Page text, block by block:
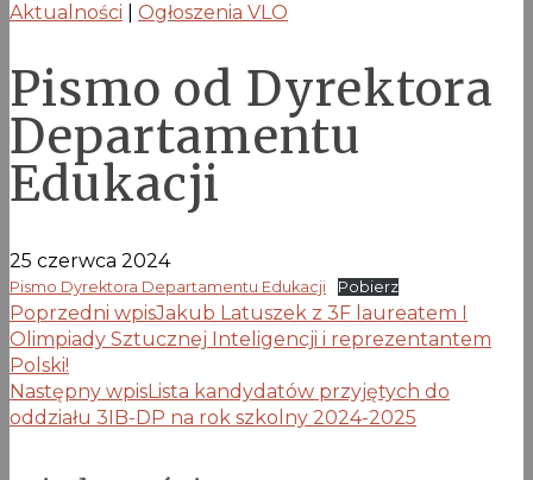
Aktualności Ogłoszenia VLO
Pismo od Dyrektora
Departamentu
Edukacji
25 czerwca 2024
Pismo Dyrektora Departamentu Edukacji Pobierz
Poprzedni wpisJakub Latuszek z 3F laureatem I
Olimpiady Sztucznej Inteligencji i reprezentantem
Polski!
Następny wpisLista kandydatów przyjętych do
oddziału 3IB-DP na rok szkolny 2024-2025